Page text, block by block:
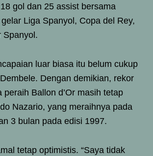
gol dan 25 assist bersama
Liga Spanyol, Copa del Rey,
Spanyol.
luar biasa itu belum cukup
Dengan demikian, rekor
peraih Ballon d’Or masih tetap
Nazario, yang meraihnya pada
3 bulan pada edisi 1997.
tetap optimistis. “Saya tidak